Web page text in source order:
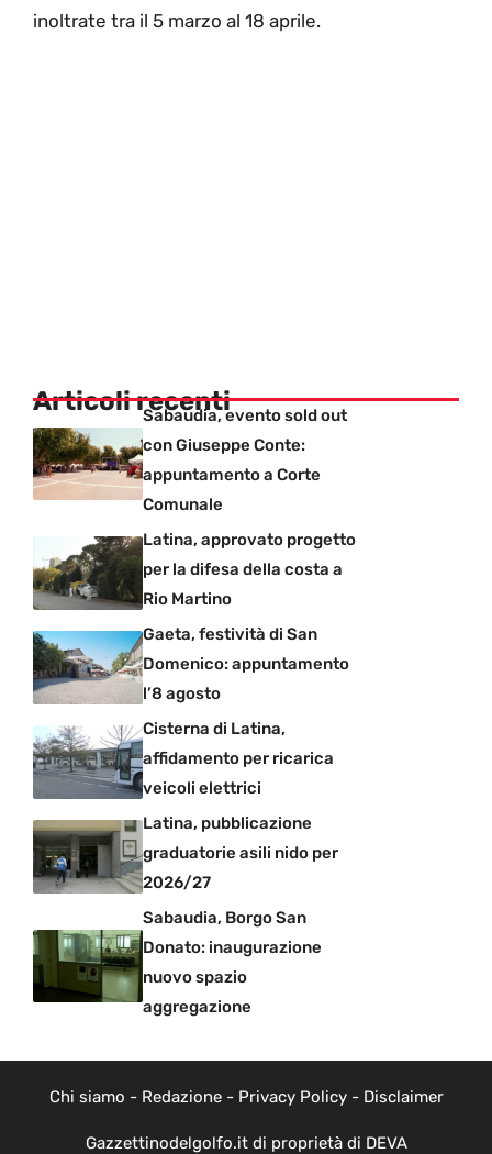
inoltrate tra il 5 marzo al 18 aprile.
Articoli recentiSabaudia, evento sold out
con Giuseppe Conte:
appuntamento a Corte
Comunale
Latina, approvato progetto
per la difesa della costa a
Rio Martino
Gaeta, festività di San
Domenico: appuntamento
l’8 agosto
Cisterna di Latina,
affidamento per ricarica
veicoli elettrici
Latina, pubblicazione
graduatorie asili nido per
2026/27
Sabaudia, Borgo San
Donato: inaugurazione
nuovo spazio
aggregazione
Chi siamo - Redazione- Privacy Policy- Disclaimer
Gazzettinodelgolfo.it di proprietà di DEVA